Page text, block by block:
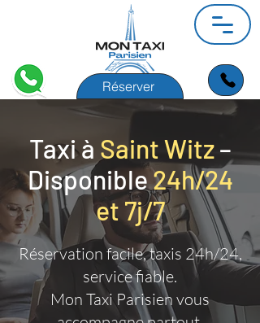
Réserver
Taxi à Saint Witz–
Disponible24h/24
et 7j/7
Réservation facile, taxis 24h/24,
service fiable.
Mon Taxi Parisien vous